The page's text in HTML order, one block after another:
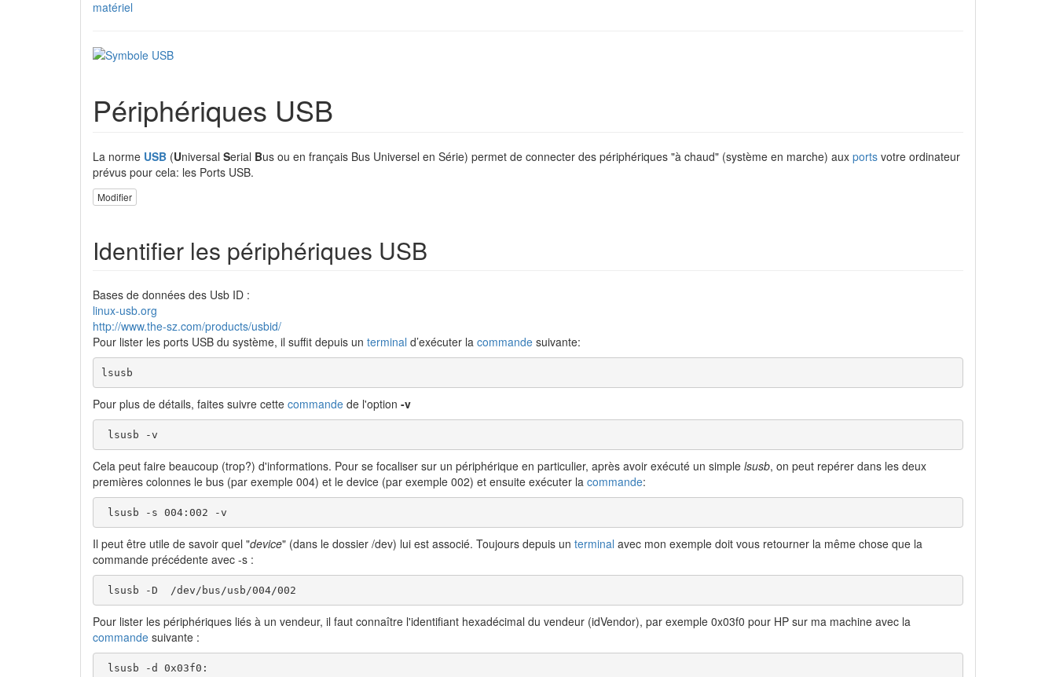
matériel
Périphériques USB
La norme USB (Universal Serial Bus ou en français Bus Universel en Série) permet de connecter des périphériques "à chaud" (système en marche) aux ports votre ordinateur
prévus pour cela: les Ports USB.
Modifier
Identifier les périphériques USB
Bases de données des Usb ID :
linux-usb.org
http://www.the-sz.com/products/usbid/
Pour lister les ports USB du système, il suffit depuis un terminal d’exécuter la commande suivante:
lsusb
Pour plus de détails, faites suivre cette commande de l'option -v
lsusb -v
Cela peut faire beaucoup (trop?) d'informations. Pour se focaliser sur un périphérique en particulier, après avoir exécuté un simple lsusb, on peut repérer dans les deux
premières colonnes le bus (par exemple 004) et le device (par exemple 002) et ensuite exécuter la commande:
lsusb -s 004:002 -v
Il peut être utile de savoir quel "device" (dans le dossier /dev) lui est associé. Toujours depuis un terminal avec mon exemple doit vous retourner la même chose que la
commande précédente avec -s :
lsusb -D  /dev/bus/usb/004/002
Pour lister les périphériques liés à un vendeur, il faut connaître l'identifiant hexadécimal du vendeur (idVendor), par exemple 0x03f0 pour HP sur ma machine avec la
commande suivante :
lsusb -d 0x03f0: